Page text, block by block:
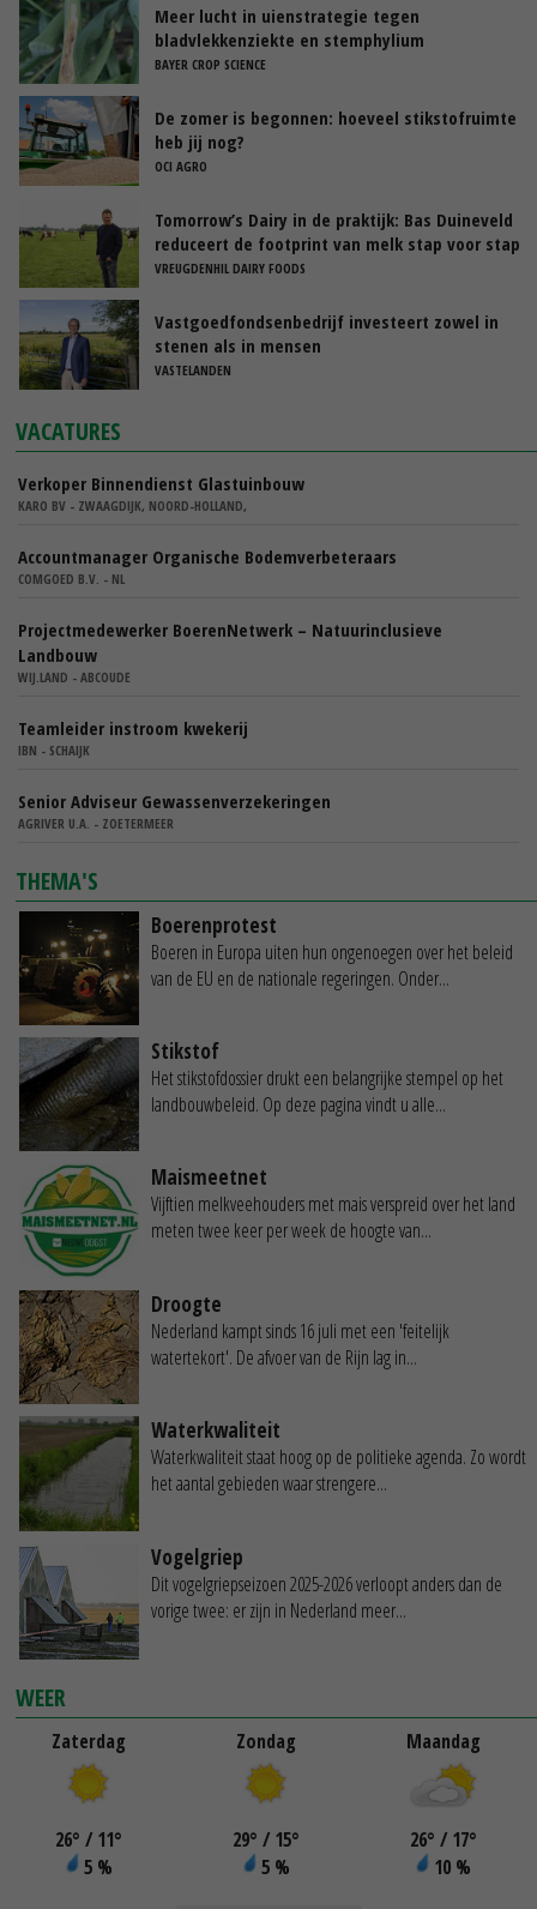
Meer lucht in uienstrategie tegen
bladvlekkenziekte en stemphylium
BAYER CROP SCIENCE
De zomer is begonnen: hoeveel stikstofruimte
heb jij nog?
OCI AGRO
Tomorrow’s Dairy in de praktijk: Bas Duineveld
reduceert de footprint van melk stap voor stap
VREUGDENHIL DAIRY FOODS
Vastgoedfondsenbedrijf investeert zowel in
stenen als in mensen
VASTELANDEN
VACATURES
Verkoper Binnendienst Glastuinbouw
KARO BV - ZWAAGDIJK, NOORD-HOLLAND,
Accountmanager Organische Bodemverbeteraars
COMGOED B.V. - NL
Projectmedewerker BoerenNetwerk – Natuurinclusieve
Landbouw
WIJ.LAND - ABCOUDE
Teamleider instroom kwekerij
IBN - SCHAIJK
Senior Adviseur Gewassenverzekeringen
AGRIVER U.A. - ZOETERMEER
THEMA'S
Boerenprotest
Boeren in Europa uiten hun ongenoegen over het beleid
van de EU en de nationale regeringen. Onder...
Stikstof
Het stikstofdossier drukt een belangrijke stempel op het
landbouwbeleid. Op deze pagina vindt u alle...
Maismeetnet
Vijftien melkveehouders met mais verspreid over het land
meten twee keer per week de hoogte van...
Droogte
Nederland kampt sinds 16 juli met een 'feitelijk
watertekort'. De afvoer van de Rijn lag in...
Waterkwaliteit
Waterkwaliteit staat hoog op de politieke agenda. Zo wordt
het aantal gebieden waar strengere...
Vogelgriep
Dit vogelgriepseizoen 2025-2026 verloopt anders dan de
vorige twee: er zijn in Nederland meer...
WEER
Zaterdag
26° / 11°
5 %
Zondag
29° / 15°
5 %
Maandag
26° / 17°
10 %